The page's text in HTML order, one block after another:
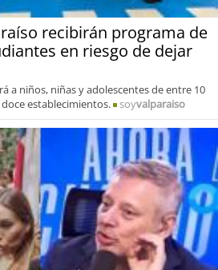
recibirán programa de
en riesgo de dejar
a niños, niñas y adolescentes de entre 10
establecimientos.
soyvalparaiso